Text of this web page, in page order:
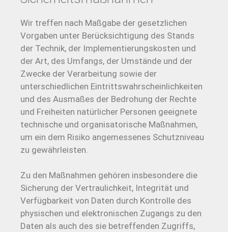
Wir treffen nach Maßgabe der gesetzlichen
Vorgaben unter Berücksichtigung des Stands
der Technik, der Implementierungskosten und
der Art, des Umfangs, der Umstände und der
Zwecke der Verarbeitung sowie der
unterschiedlichen Eintrittswahrscheinlichkeiten
und des Ausmaßes der Bedrohung der Rechte
und Freiheiten natürlicher Personen geeignete
technische und organisatorische Maßnahmen,
um ein dem Risiko angemessenes Schutzniveau
zu gewährleisten.
Zu den Maßnahmen gehören insbesondere die
Sicherung der Vertraulichkeit, Integrität und
Verfügbarkeit von Daten durch Kontrolle des
physischen und elektronischen Zugangs zu den
Daten als auch des sie betreffenden Zugriffs,